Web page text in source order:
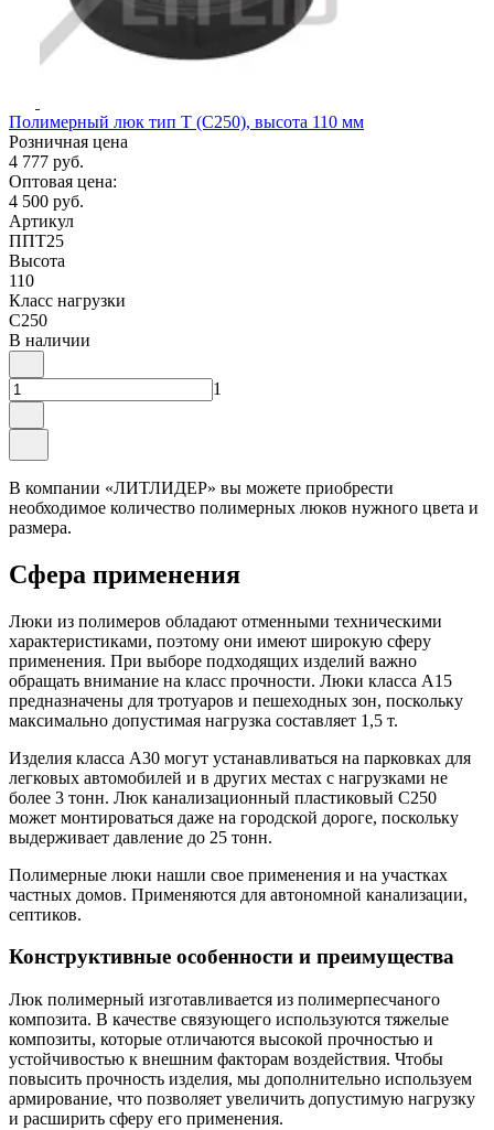
Полимерный люк тип Т (С250), высота 110 мм
Розничная цена
4 777 руб.
Оптовая цена:
4 500 руб.
Артикул
ППТ25
Высота
110
Класс нагрузки
C250
В наличии
1
В компании «ЛИТЛИДЕР» вы можете приобрести
необходимое количество полимерных люков нужного цвета и
размера.
Сфера применения
Люки из полимеров обладают отменными техническими
характеристиками, поэтому они имеют широкую сферу
применения. При выборе подходящих изделий важно
обращать внимание на класс прочности. Люки класса А15
предназначены для тротуаров и пешеходных зон, поскольку
максимально допустимая нагрузка составляет 1,5 т.
Изделия класса A30 могут устанавливаться на парковках для
легковых автомобилей и в других местах с нагрузками не
более 3 тонн. Люк канализационный пластиковый C250
может монтироваться даже на городской дороге, поскольку
выдерживает давление до 25 тонн.
Полимерные люки нашли свое применения и на участках
частных домов. Применяются для автономной канализации,
септиков.
Конструктивные особенности и преимущества
Люк полимерный изготавливается из полимерпесчаного
композита. В качестве связующего используются тяжелые
композиты, которые отличаются высокой прочностью и
устойчивостью к внешним факторам воздействия. Чтобы
повысить прочность изделия, мы дополнительно используем
армирование, что позволяет увеличить допустимую нагрузку
и расширить сферу его применения.